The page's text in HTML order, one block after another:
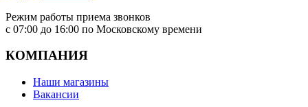
Режим работы приема звонков
с 07:00 до 16:00 по Московскому времени
КОМПАНИЯ
Наши магазины
Вакансии